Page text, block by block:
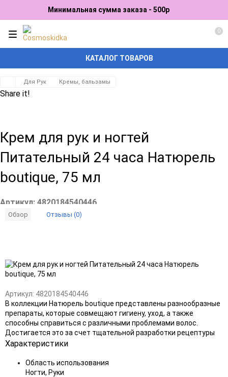
Минимальная сумма заказа - 500р
КАТАЛОГ ТОВАРОВ
0
Для Рук Кремы, бальзамы
Share it!
Крем для рук и ногтей
Питательный 24 часа Натюрель
boutique, 75 мл
Артикул: 4820184540446
Обзор Отзывы (0)
в
избранное
Артикул: 4820184540446
В коллекции Натюрель boutique представлены разнообразные
препараты, которые совмещают гигиену, уход, а также
способны справиться с различными проблемами волос.
Достигается это за счет тщательной разработки рецептуры
Характеристики
Область использования
Ногти, Руки